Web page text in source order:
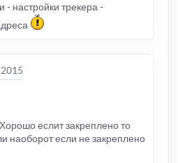
- настройки трекера -
еслит закреплено то
наоборот если не закреплено